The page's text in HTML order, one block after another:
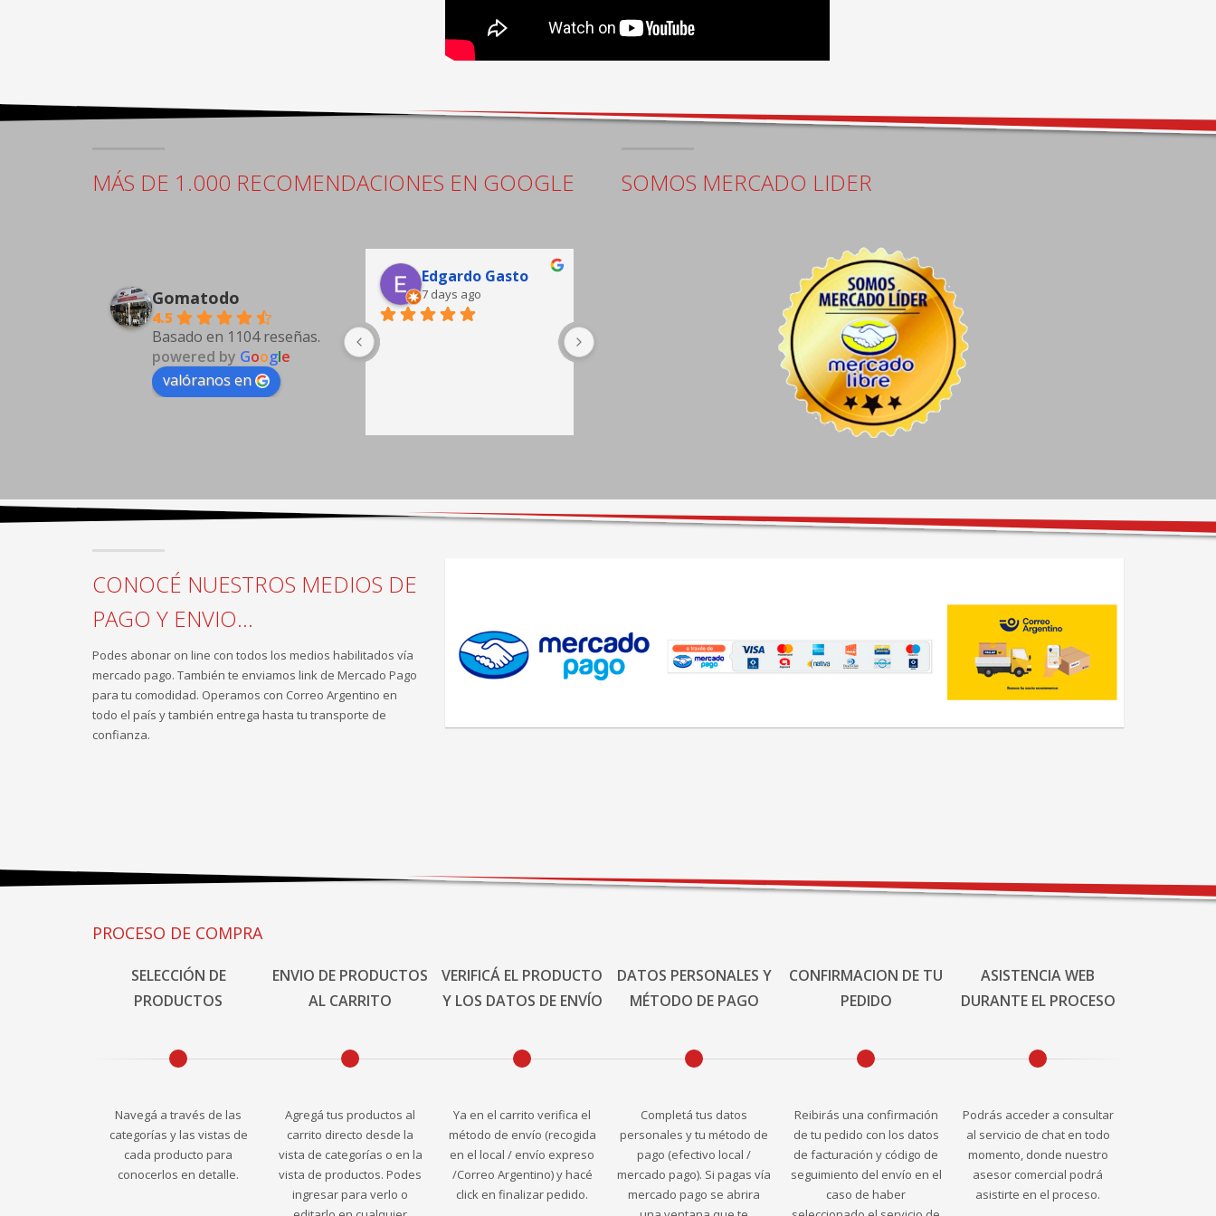
MÁS DE 1.000 RECOMENDACIONES EN GOOGLE
Gomatodo
4.5
Basado en 1104 reseñas.
powered by Google
valóranos en
4 days ago
Edgardo Gasto
7 days ago
Carlos Distefano
15 days ago
Excelente atención pre
venta de Ezequiel, el
personal excelente y las
instalaciones con todo lo
necesario para esperar bien
SOMOS MERCADO LIDER
CONOCÉ NUESTROS MEDIOS DE
PAGO Y ENVIO...
Podes abonar on line con todos los medios habilitados vía
mercado pago. También te enviamos link de Mercado Pago
para tu comodidad. Operamos con Correo Argentino en
todo el país y también entrega hasta tu transporte de
confianza.
PROCESO DE COMPRA
SELECCIÓN DE
PRODUCTOS
Navegá a través de las
categorías y las vistas de
cada producto para
conocerlos en detalle.
ENVIO DE PRODUCTOS
AL CARRITO
Agregá tus productos al
carrito directo desde la
vista de categorías o en la
vista de productos. Podes
ingresar para verlo o
VERIFICÁ EL PRODUCTO
Y LOS DATOS DE ENVÍO
Ya en el carrito verifica el
método de envío (recogida
en el local / envío expreso
/Correo Argentino) y hacé
click en finalizar pedido.
DATOS PERSONALES Y
MÉTODO DE PAGO
Completá tus datos
personales y tu método de
pago (efectivo local /
mercado pago). Si pagas vía
mercado pago se abrira
CONFIRMACION DE TU
PEDIDO
Reibirás una confirmación
de tu pedido con los datos
de facturación y código de
seguimiento del envío en el
caso de haber
ASISTENCIA WEB
DURANTE EL PROCESO
Podrás acceder a consultar
al servicio de chat en todo
momento, donde nuestro
asesor comercial podrá
asistirte en el proceso.